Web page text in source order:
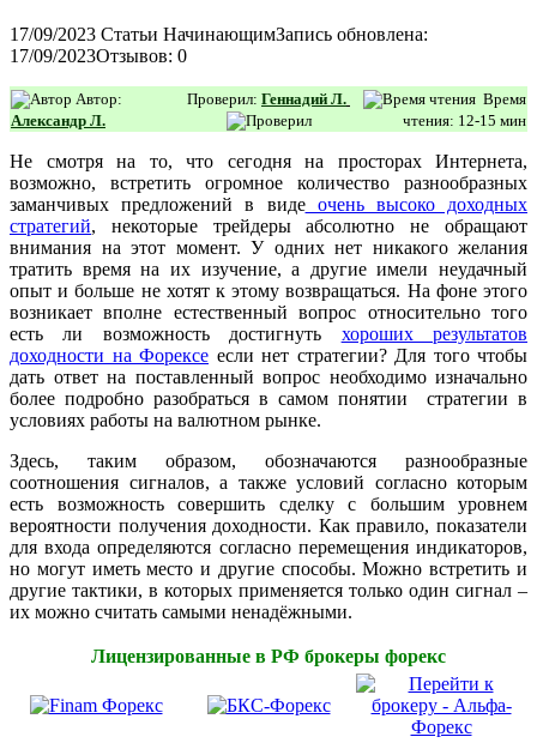
17/09/2023 Статьи НачинающимЗапись обновлена:
17/09/2023Отзывов: 0
Автор:
Александр Л.
Проверил: Геннадий Л.
Время
чтения: 12-15 мин
Не смотря на то, что сегодня на просторах Интернета,
возможно, встретить огромное количество разнообразных
заманчивых предложений в видеочень высоко доходных
стратегий, некоторые трейдеры абсолютно не обращают
внимания на этот момент. У одних нет никакого желания
тратить время на их изучение, а другие имели неудачный
опыт и больше не хотят к этому возвращаться. На фоне этого
возникает вполне естественный вопрос относительно того
есть ли возможность достигнуть хороших результатов
доходности на Форексе если нет стратегии? Для того чтобы
дать ответ на поставленный вопрос необходимо изначально
более подробно разобраться в самом понятии стратегии в
условиях работы на валютном рынке.
Здесь, таким образом, обозначаются разнообразные
соотношения сигналов, а также условий согласно которым
есть возможность совершить сделку с большим уровнем
вероятности получения доходности. Как правило, показатели
для входа определяются согласно перемещения индикаторов,
но могут иметь место и другие способы. Можно встретить и
другие тактики, в которых применяется только один сигнал –
их можно считать самыми ненадёжными.
Лицензированные в РФ брокеры форекс